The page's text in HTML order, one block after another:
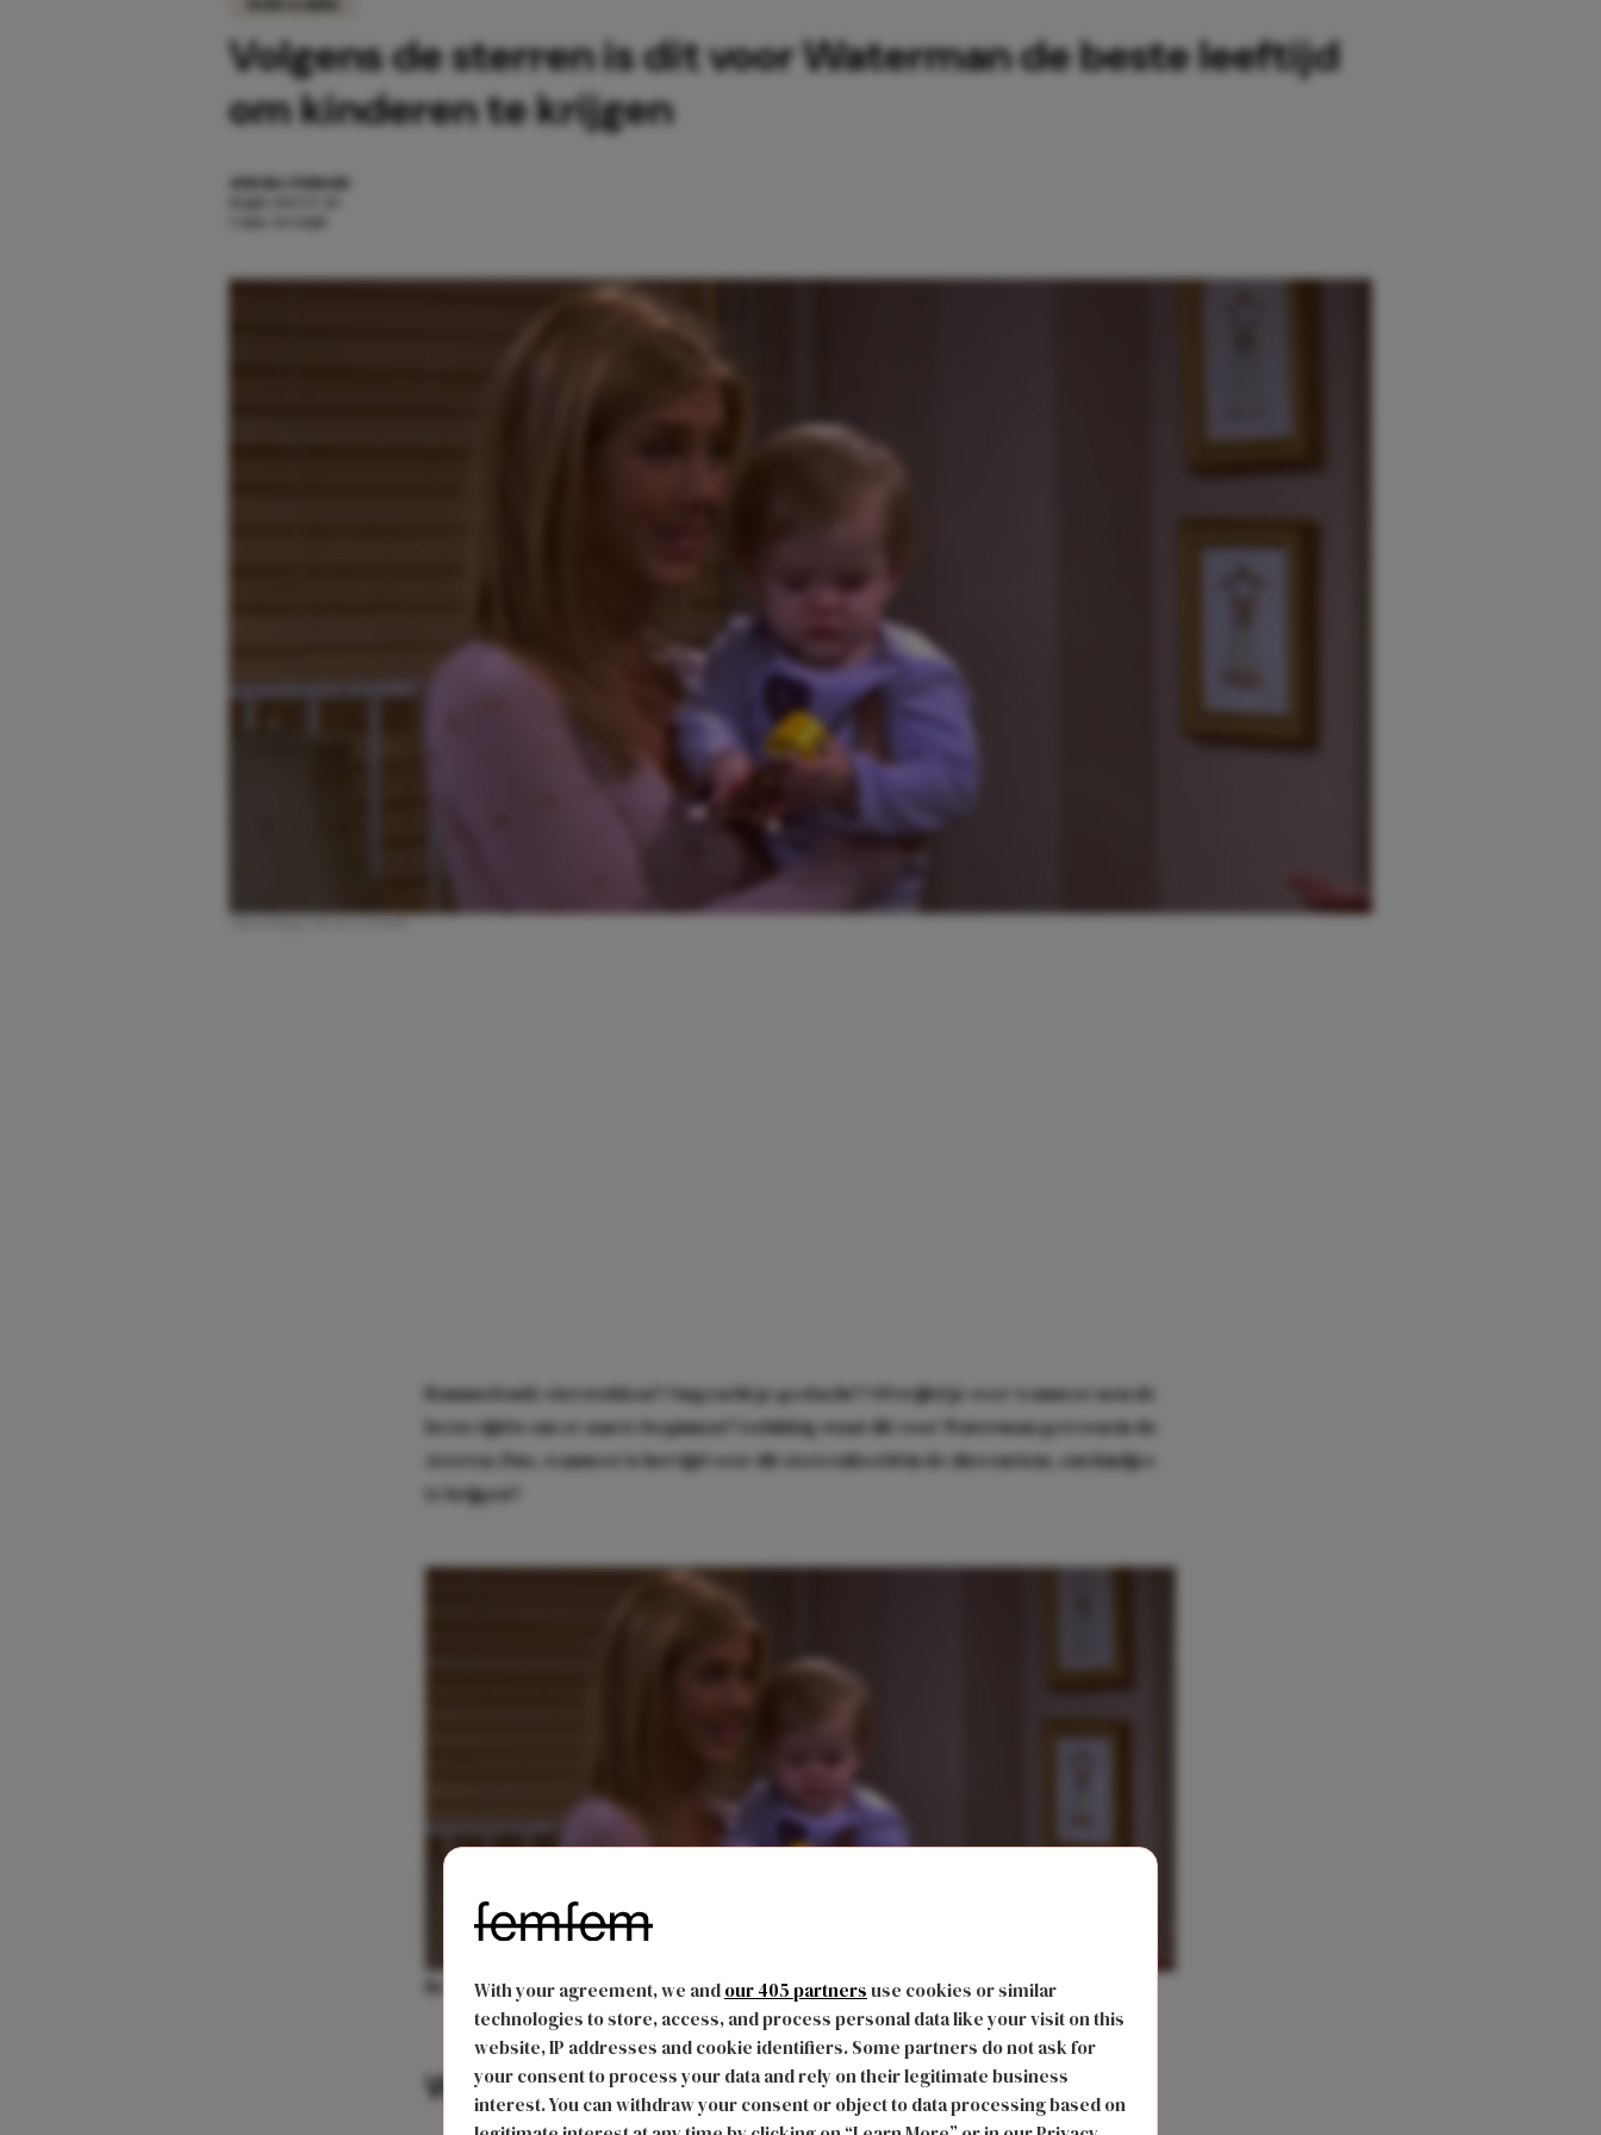
With your agreement, we andour 405 partnersuse cookies or similar
technologies to store, access, and process personal data like your visit on this
website, IP addresses and cookie identifiers. Some partners do not ask for
your consent to process your data and rely on their legitimate business
interest. You can withdraw your consent or object to data processing based on
Volgens de sterren is dit voor Waterman de beste leeftijd
om kinderen te krijgen
Afbeelding: Bron: Friends
Rammelende eierstokken? Ongeacht je geslacht? Of twijfel je over wanneer nou de
beste tijd is om er aan te beginnen? Gelukkig staat dit voor Waterman gewoon in de
sterren. Dus, wanneer is het tijd voor dit sterrenbeeld in de dierenriem, om kindjes
te krijgen?
Bron: Friends
Waterman